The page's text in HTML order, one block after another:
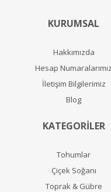
KURUMSAL
Hakkımızda
Hesap Numaralarımız
İletişim Bilgilerimiz
Blog
KATEGORİLER
Tohumlar
Çiçek Soğanı
Toprak & Gübre